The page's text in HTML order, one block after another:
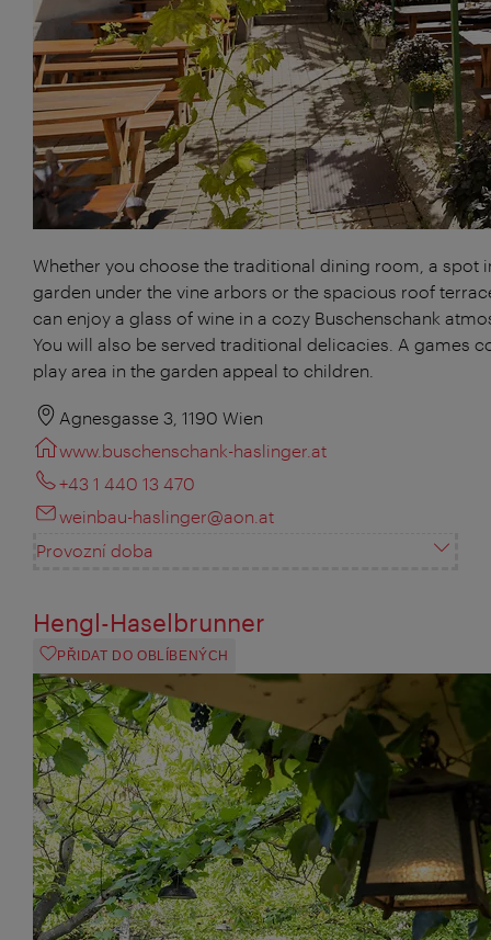
Whether you choose the traditional dining room, a spot
garden under the vine arbors or the spacious roof
can enjoy a glass of wine in a cozy Buschenschank
You will also be served traditional delicacies. A games
play area in the garden appeal to children.
Agnesgasse 3, 1190 Wien
www.buschenschank-haslinger.at
+43 1 440 13 470
weinbau-haslinger@aon.at
Provozní doba
Hengl-Haselbrunner
PŘIDAT DO OBLÍBENÝCH